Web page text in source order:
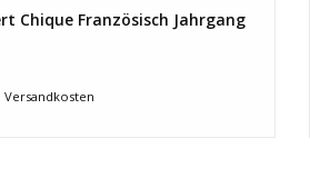
Chique Französisch Jahrgang
Versandkosten